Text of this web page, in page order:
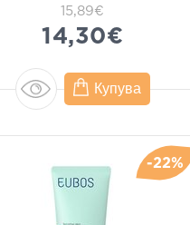
15,89€
14,30€
Купува
-22%